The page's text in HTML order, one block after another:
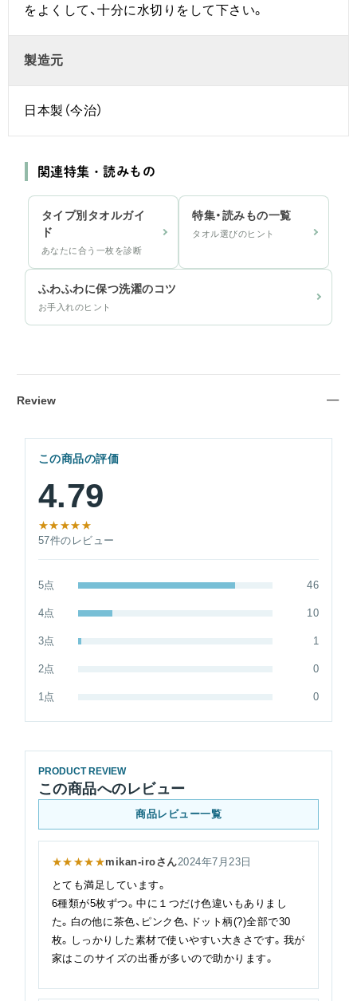
をよくして、十分に水切りをして下さい。
製造元
日本製（今治）
関連特集・読みもの
タイプ別タオルガイ
ド
あなたに合う一枚を診断
特集・読みもの一覧
タオル選びのヒント
ふわふわに保つ洗濯のコツ
お手入れのヒント
Review
この商品の評価
4.79
★★★★★
57件のレビュー
5点 46
4点 10
3点 1
2点 0
1点 0
PRODUCT REVIEW
この商品へのレビュー
商品レビュー一覧
★★★★★mikan-iroさん2024年7月23日
とても満足しています。
6種類が5枚ずつ。中に１つだけ色違いもありまし
た。白の他に茶色、ピンク色、ドット柄(?)全部で30
枚。しっかりした素材で使いやすい大きさです。我が
家はこのサイズの出番が多いので助かります。